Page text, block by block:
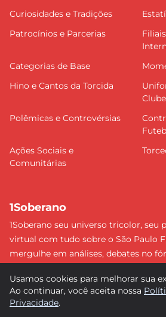
Curiosidades e Tradições
Patrocínios e Parcerias
Categorias de Base
Hino e Cantos da Torcida
Clube
Polêmicas e Controvérsias
Ações Sociais e
Comunitárias
1Soberano
1Soberano seu universo tricolor, seu
virtual com tudo sobre o São Paulo
mergulhe em análises, debates no
detalhe e faça parte dessa
tricolor paulista. #SPFC #SãoPaulo
Usamos cookies para melhorar sua
Ao continuar, você aceita nossa
Privacidade.